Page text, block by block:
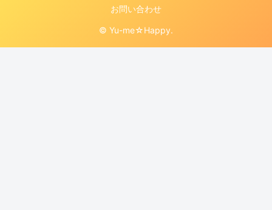
お問い合わせ
© Yu-me☆Happy.